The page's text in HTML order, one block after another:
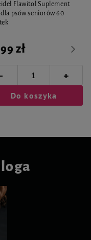
Flawitol Suplement
psów seniorów 60
zł
- +
Do koszyka